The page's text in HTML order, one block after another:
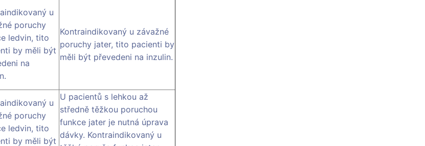
u
poruchy
ledvin, tito
by měli být
na
Kontraindikovaný u závažné
poruchy jater, tito pacienti by
měli být převedeni na inzulin.
u
poruchy
ledvin, tito
by měli být
U pacientů s lehkou až
středně těžkou poruchou
funkce jater je nutná úprava
dávky. Kontraindikovaný u